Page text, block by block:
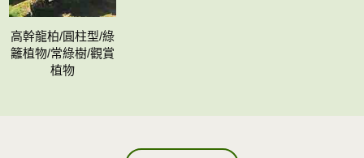
高幹龍柏/圓柱型/綠
籬植物/常綠樹/觀賞
植物